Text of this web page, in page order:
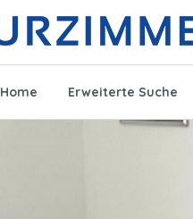
Home Erweiterte Suche